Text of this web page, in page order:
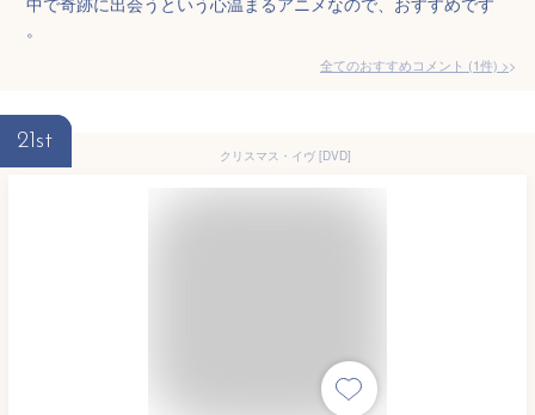
。
全てのおすすめコメント (1件) >
21st
クリスマス・イヴ [DVD]